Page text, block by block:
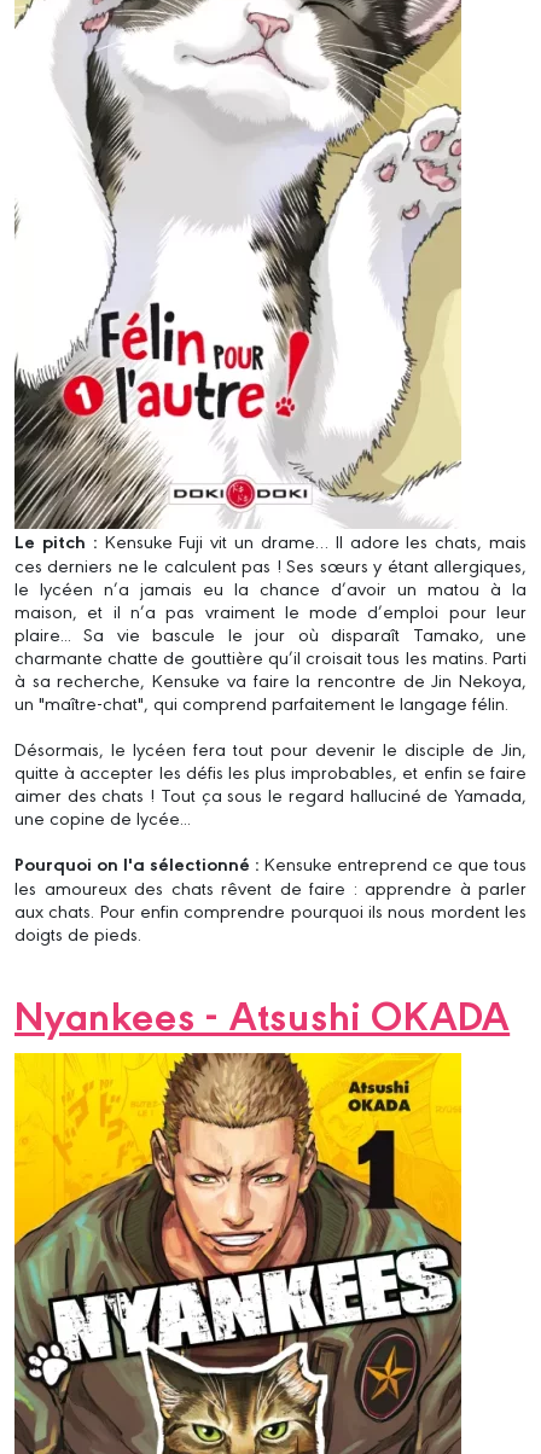
Le pitch : Kensuke Fuji vit un drame… Il adore les chats, mais
ces derniers ne le calculent pas ! Ses sœurs y étant allergiques,
le lycéen n’a jamais eu la chance d’avoir un matou à la
maison, et il n’a pas vraiment le mode d’emploi pour leur
plaire... Sa vie bascule le jour où disparaît Tamako, une
charmante chatte de gouttière qu’il croisait tous les matins. Parti
à sa recherche, Kensuke va faire la rencontre de Jin Nekoya,
un "maître-chat", qui comprend parfaitement le langage félin.
Désormais, le lycéen fera tout pour devenir le disciple de Jin,
quitte à accepter les défis les plus improbables, et enfin se faire
aimer des chats ! Tout ça sous le regard halluciné de Yamada,
une copine de lycée...
Pourquoi on l'a sélectionné : Kensuke entreprend ce que tous
les amoureux des chats rêvent de faire : apprendre à parler
aux chats. Pour enfin comprendre pourquoi ils nous mordent les
doigts de pieds.
Nyankees - Atsushi OKADA